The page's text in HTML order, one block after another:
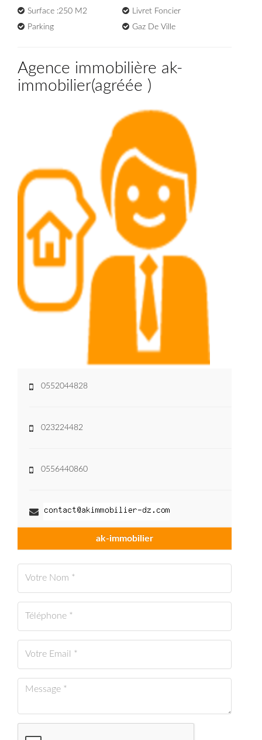
Surface :250 M2
Livret Foncier
Parking
Gaz De Ville
Agence immobilière ak-
immobilier(agréée )
0552044828
023224482
0556440860
ak-immobilier